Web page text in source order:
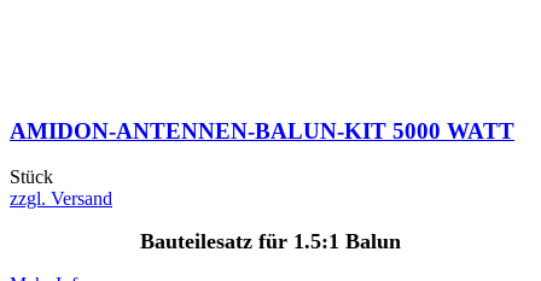
AMIDON-ANTENNEN-BALUN-KIT 5000 WATT
Stück
zzgl. Versand
Bauteilesatz für 1.5:1 Balun